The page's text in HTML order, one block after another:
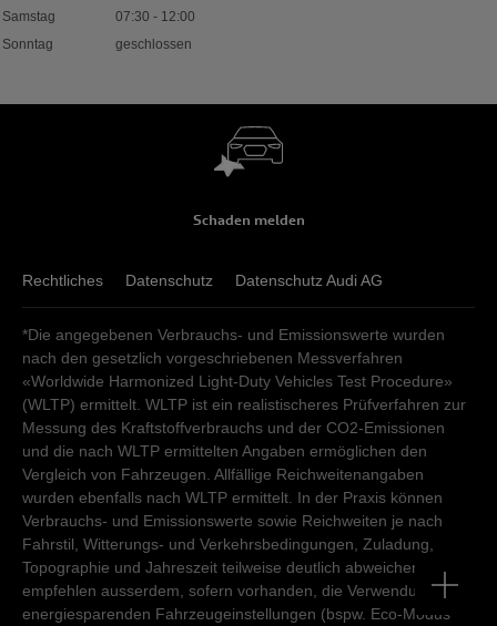
Samstag
07:30 - 12:00
Sonntag
geschlossen
Schaden melden
Rechtliches Datenschutz Datenschutz Audi AG
*Die angegebenen Verbrauchs- und Emissionswerte wurden
nach den gesetzlich vorgeschriebenen Messverfahren
«Worldwide Harmonized Light-Duty Vehicles Test Procedure»
(WLTP) ermittelt. WLTP ist ein realistischeres Prüfverfahren zur
Messung des Kraftstoffverbrauchs und der CO2-Emissionen
und die nach WLTP ermittelten Angaben ermöglichen den
Vergleich von Fahrzeugen. Allfällige Reichweitenangaben
wurden ebenfalls nach WLTP ermittelt. In der Praxis können
Verbrauchs- und Emissionswerte sowie Reichweiten je nach
Fahrstil, Witterungs- und Verkehrsbedingungen, Zuladung,
Topographie und Jahreszeit teilweise deutlich abweichen. Wir
empfehlen ausserdem, sofern vorhanden, die Verwendung von
energiesparenden Fahrzeugeinstellungen (bspw. Eco-Modus